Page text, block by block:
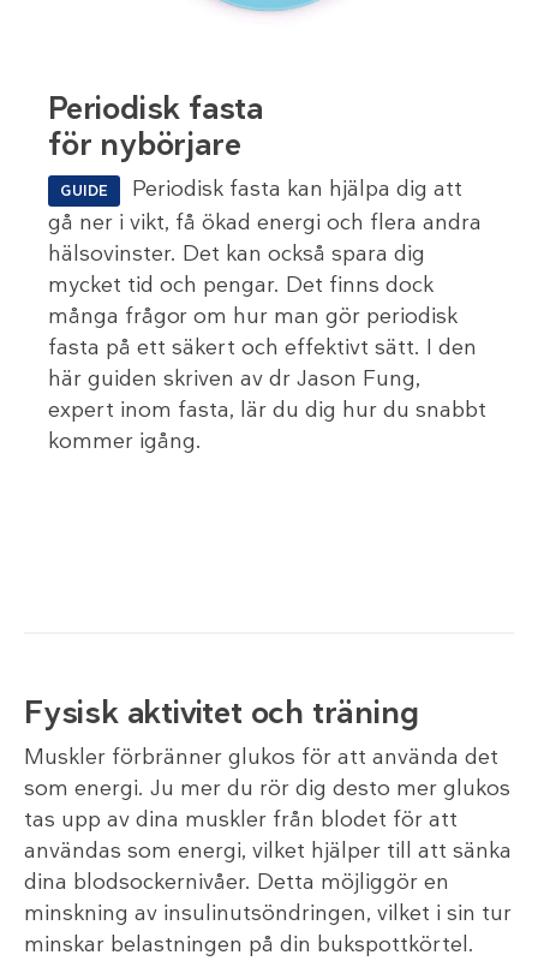
Periodisk fasta
för nybörjare
GUIDE
Periodisk fasta kan hjälpa dig att
gå ner i vikt, få ökad energi och flera andra
hälsovinster. Det kan också spara dig
mycket tid och pengar. Det finns dock
många frågor om hur man gör periodisk
fasta på ett säkert och effektivt sätt. I den
här guiden skriven av dr Jason Fung,
expert inom fasta, lär du dig hur du snabbt
kommer igång.
Fysisk aktivitet och träning
Muskler förbränner glukos för att använda det
som energi. Ju mer du rör dig desto mer glukos
tas upp av dina muskler från blodet för att
användas som energi, vilket hjälper till att sänka
dina blodsockernivåer. Detta möjliggör en
minskning av insulinutsöndringen, vilket i sin tur
minskar belastningen på din bukspottkörtel.